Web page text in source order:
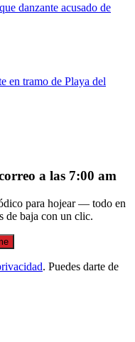
danzante acusado de
en tramo de Playa del
a las 7:00 am
para hojear — todo en
de baja con un clic.
. Puedes darte de